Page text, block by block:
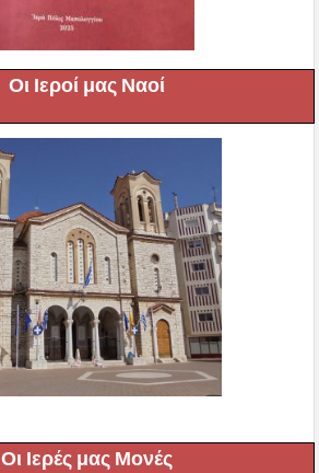
Οι Ιεροί μας Ναοί
Οι Ιερές μας Μονές